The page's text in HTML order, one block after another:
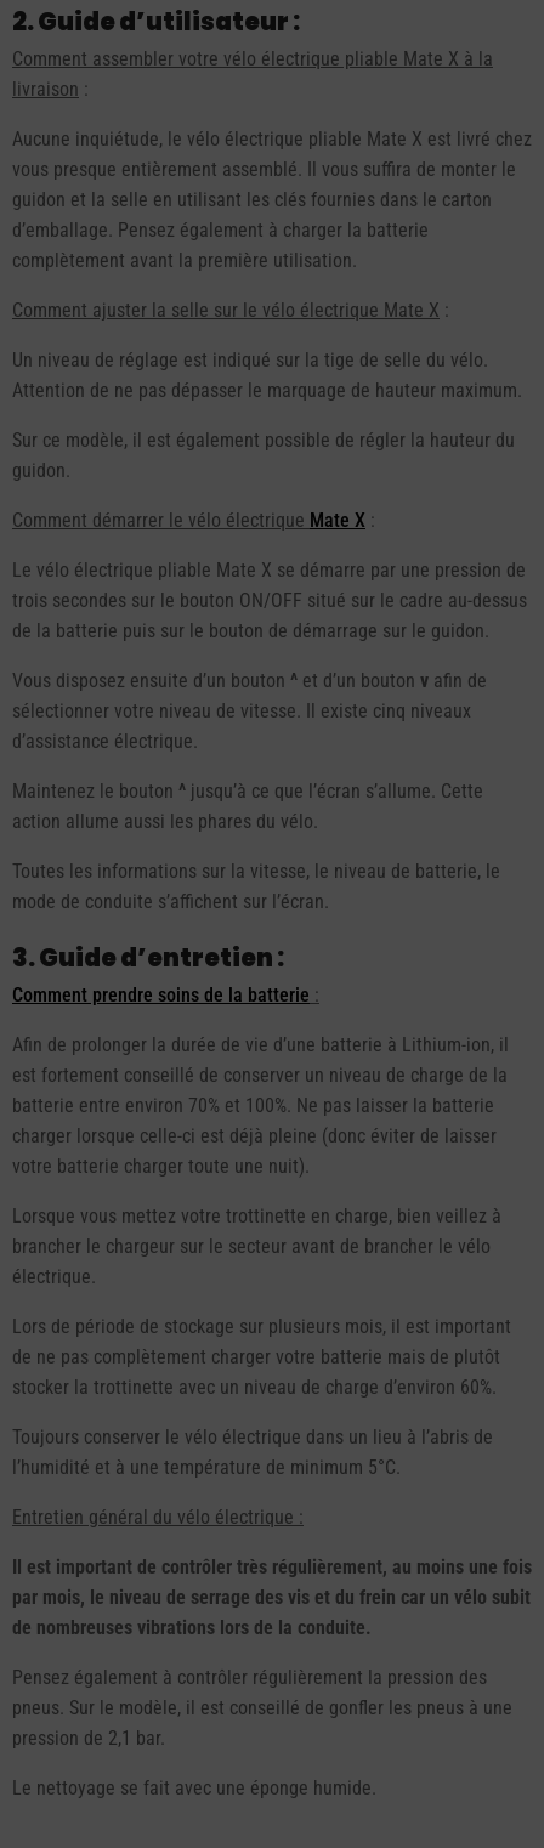
2. Guide d’utilisateur :
Comment assembler votre vélo électrique pliable Mate X à la
livraison :
Aucune inquiétude, le vélo électrique pliable Mate X est livré chez
vous presque entièrement assemblé. Il vous suffira de monter le
guidon et la selle en utilisant les clés fournies dans le carton
d’emballage. Pensez également à charger la batterie
complètement avant la première utilisation.
Comment ajuster la selle sur le vélo électrique Mate X :
Un niveau de réglage est indiqué sur la tige de selle du vélo.
Attention de ne pas dépasser le marquage de hauteur maximum.
Sur ce modèle, il est également possible de régler la hauteur du
guidon.
Comment démarrer le vélo électrique Mate X :
Le vélo électrique pliable Mate X se démarre par une pression de
trois secondes sur le bouton ON/OFF situé sur le cadre au-dessus
de la batterie puis sur le bouton de démarrage sur le guidon.
Vous disposez ensuite d’un bouton ^ et d’un bouton v afin de
sélectionner votre niveau de vitesse. Il existe cinq niveaux
d’assistance électrique.
Maintenez le bouton ^ jusqu’à ce que l’écran s’allume. Cette
action allume aussi les phares du vélo.
Toutes les informations sur la vitesse, le niveau de batterie, le
mode de conduite s’affichent sur l’écran.
3. Guide d’entretien :
Comment prendre soins de la batterie :
Afin de prolonger la durée de vie d’une batterie à Lithium-ion, il
est fortement conseillé de conserver un niveau de charge de la
batterie entre environ 70% et 100%. Ne pas laisser la batterie
charger lorsque celle-ci est déjà pleine (donc éviter de laisser
votre batterie charger toute une nuit).
Lorsque vous mettez votre trottinette en charge, bien veillez à
brancher le chargeur sur le secteur avant de brancher le vélo
électrique.
Lors de période de stockage sur plusieurs mois, il est important
de ne pas complètement charger votre batterie mais de plutôt
stocker la trottinette avec un niveau de charge d’environ 60%.
Toujours conserver le vélo électrique dans un lieu à l’abris de
l’humidité et à une température de minimum 5°C.
Entretien général du vélo électrique :
Il est important de contrôler très régulièrement, au moins une fois
par mois, le niveau de serrage des vis et du frein car un vélo subit
de nombreuses vibrations lors de la conduite.
Pensez également à contrôler régulièrement la pression des
pneus. Sur le modèle, il est conseillé de gonfler les pneus à une
pression de 2,1 bar.
Le nettoyage se fait avec une éponge humide.